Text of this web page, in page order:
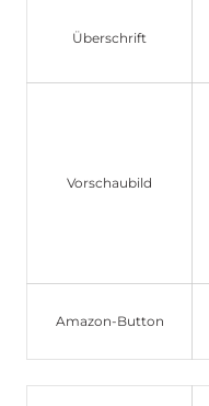
Überschrift
Vorschaubild
Amazon-Button